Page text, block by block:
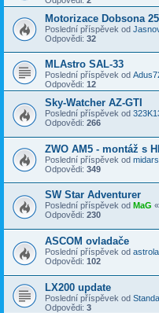
Motorizace Dobsona
Poslední příspěvek od
Odpovědi: 32
MLAstro SAL-33
Poslední příspěvek od
Odpovědi: 12
Sky-Watcher AZ-GTI
Poslední příspěvek od
Odpovědi: 266
ZWO AM5 - montáž s
Poslední příspěvek od midars
Odpovědi: 349
SW Star Adventurer
Poslední příspěvek od MaG «
Odpovědi: 230
ASCOM ovladače
Poslední příspěvek od
Odpovědi: 102
LX200 update
Poslední příspěvek od Standa
Odpovědi: 3